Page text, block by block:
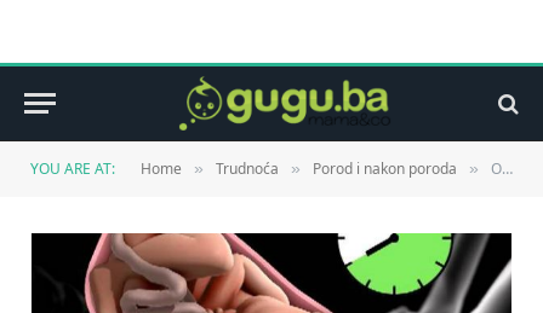
YOU ARE AT: Home » Trudnoća » Porod i nakon poroda » Od kontrakcija do faze nakon poroda (VIDEO)